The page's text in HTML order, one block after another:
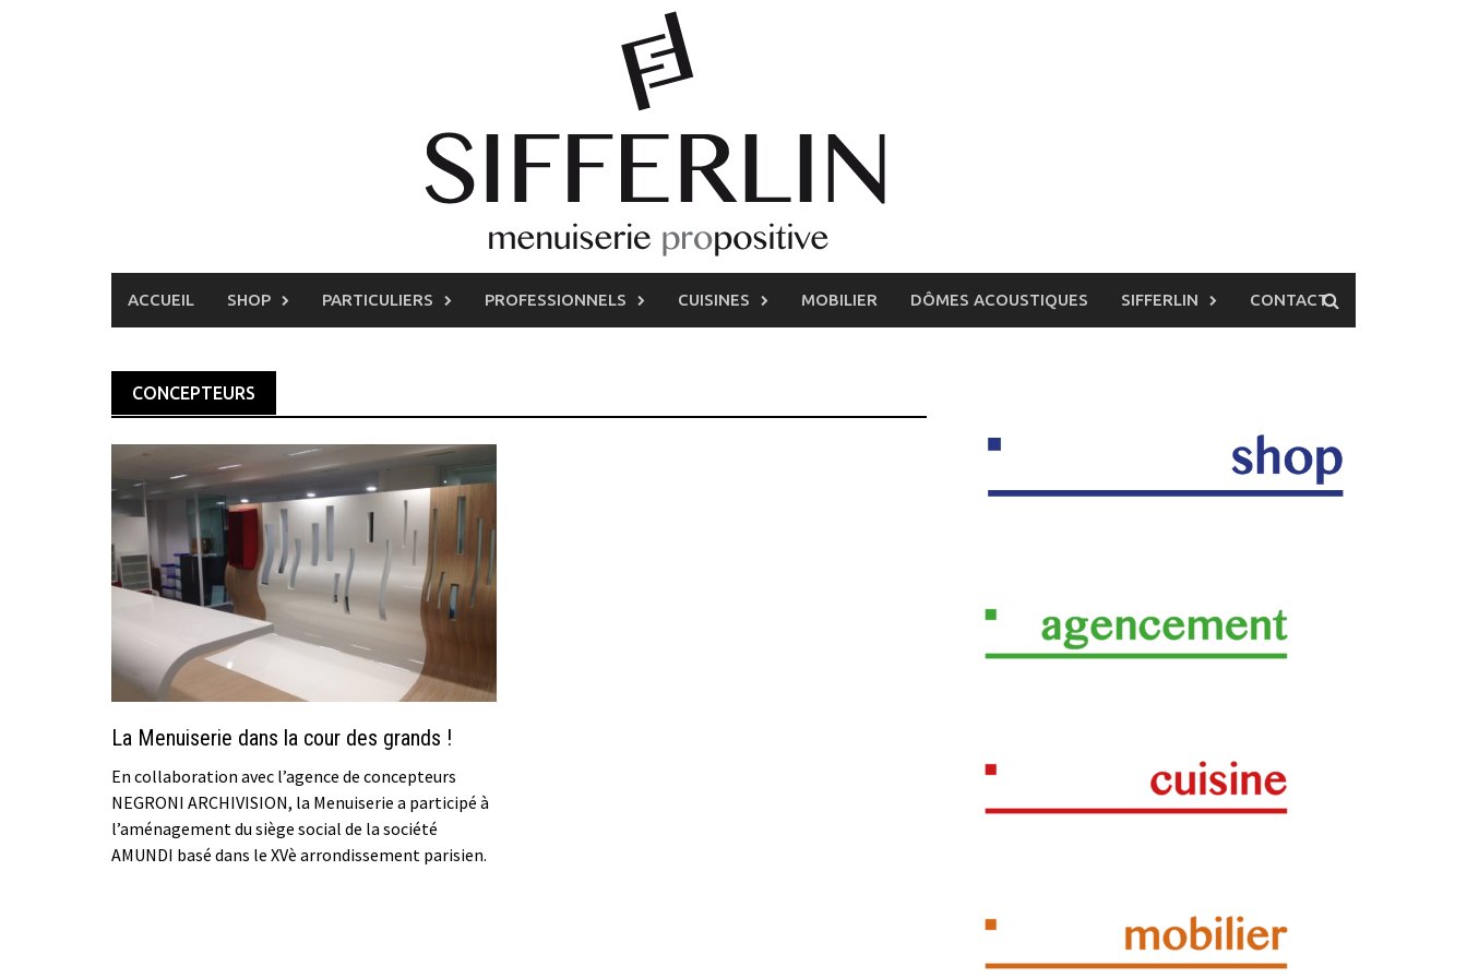
ACCUEIL SHOP PARTICULIERS PROFESSIONNELS CUISINES MOBILIER DÔMES ACOUSTIQUES SIFFERLIN CONTACT
CONCEPTEURS
La Menuiserie dans la cour des grands !
En collaboration avec l’agence de concepteurs
NEGRONI ARCHIVISION, la Menuiserie a participé à
l’aménagement du siège social de la société
AMUNDI basé dans le XVè arrondissement parisien.